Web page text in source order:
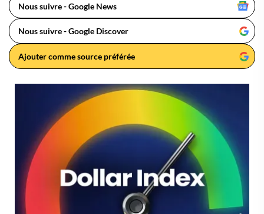
Nous suivre - Google News
Nous suivre - Google Discover
Ajouter comme source préférée